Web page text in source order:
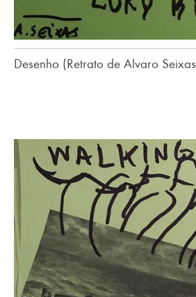
Desenho (Retrato de Alvaro